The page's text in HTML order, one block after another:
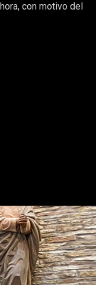
con motivo del